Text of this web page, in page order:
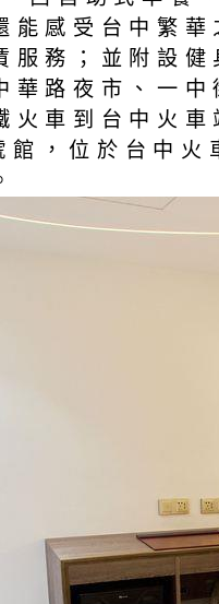
能感受台中繁
服務；並附設
華路夜市、一
火車到台中火
，位於台中火